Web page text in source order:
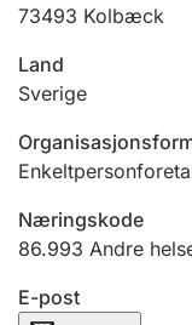
Offentlig sektor
Andre tema
73493 Kolbæck
Land
Sverige
Næringskode
86.993 Andre
E-post